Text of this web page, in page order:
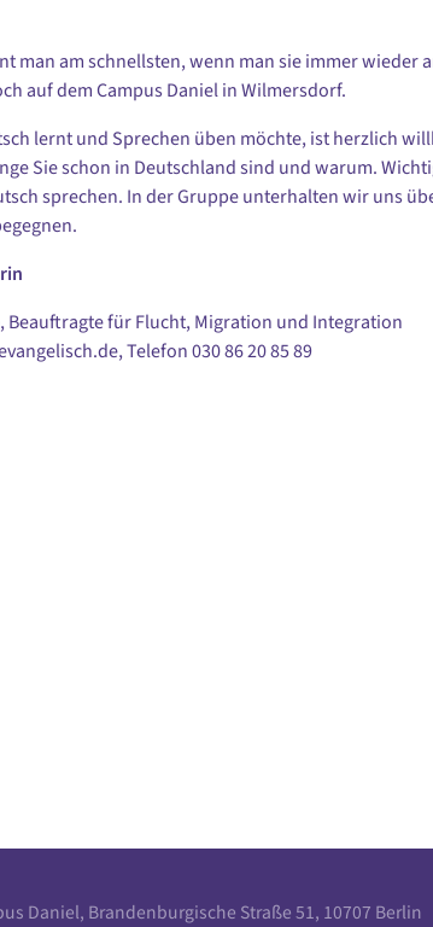
man am schnellsten, wenn man sie immer wieder
auf dem Campus Daniel in Wilmersdorf.
lernt und Sprechen üben möchte, ist herzlich
Sie schon in Deutschland sind und warum.
sprechen. In der Gruppe unterhalten wir uns
Beauftragte für Flucht, Migration und Integration
Telefon030 86 20 85 89
Daniel, Brandenburgische Straße 51, 10707 Berlin